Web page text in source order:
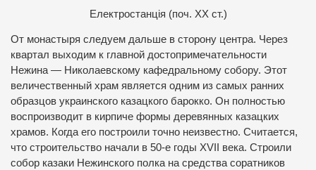
Електростанція (поч. ХХ ст.)
От монастыря следуем дальше в сторону центра. Через
квартал выходим к главной достопримечательности
Нежина — Николаевскому кафедральному собору. Этот
величественный храм является одним из самых ранних
образцов украинского казацкого барокко. Он полностью
воспроизводит в кирпиче формы деревянных казацких
храмов. Когда его построили точно неизвестно. Считается,
что строительство начали в 50-е годы XVII века. Строили
собор казаки Нежинского полка на средства соратников